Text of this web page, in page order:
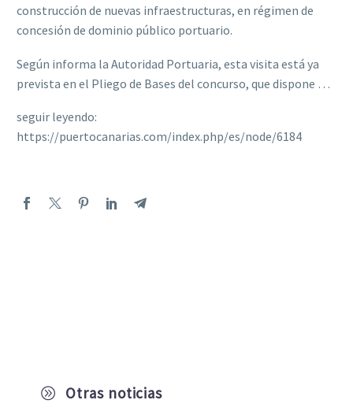
A Otras noticias
construcción de nuevas infraestructuras, en régimen de
concesión de dominio público portuario.
Según informa la Autoridad Portuaria, esta visita está ya
prevista en el Pliego de Bases del concurso, que dispone …
seguir leyendo:
https://puertocanarias.com/index.php/es/node/6184